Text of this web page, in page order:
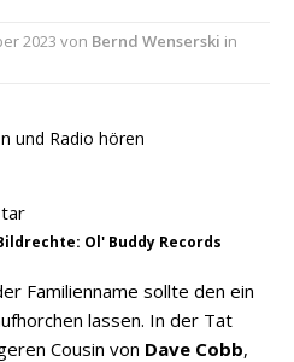
gehört zu den größten Hits
auf unvergessliche
News – 9. August 2026:
Dolly Parton und Riley Green im
2023 von Bernd Wenserski in
Ol' Buddy Records
Familienname sollte den ein
lassen. In der Tat
Cousin von Dave Cobb,